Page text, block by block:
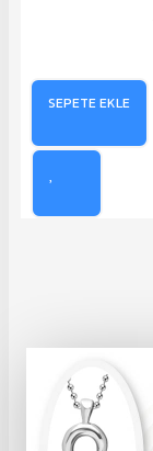
SEPETE EKLE